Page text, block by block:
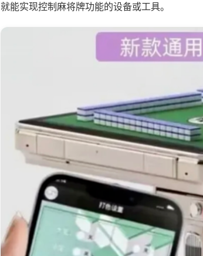
就能实现控制麻将牌功能的设备或工具。